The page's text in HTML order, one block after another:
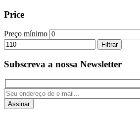
Price
Preço mínimo
Filtrar
Subscreva a nossa Newsletter
Assinar